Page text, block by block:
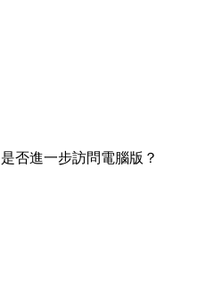
否進一步訪問電腦版？